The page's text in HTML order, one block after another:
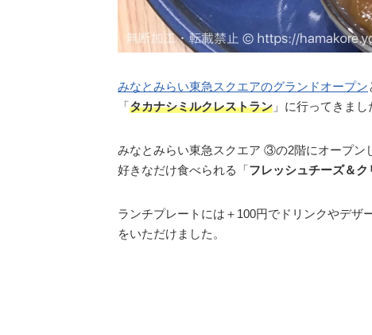
みなとみらい東急スクエアのグランドオープン
「タカナシミルクレストラン 」に行ってきまし
みなとみらい東急スクエア ③の2階にオープン
好きなだけ食べられる「フレッシュチーズ＆ク
ランチプレートには＋100円でドリンクやデザ
をいただけました。